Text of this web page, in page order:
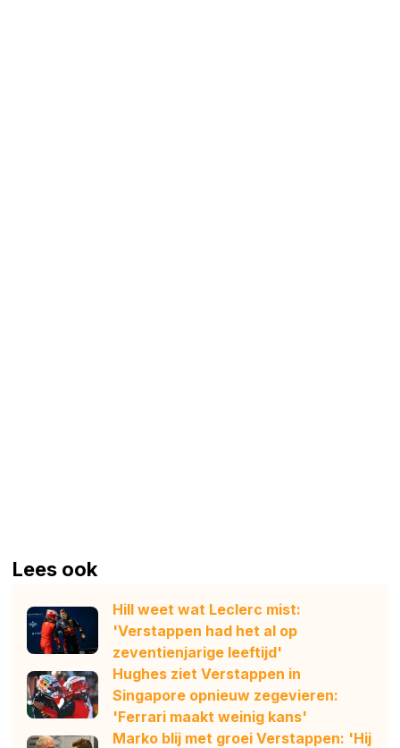
Lees ook
Hill weet wat Leclerc mist:
'Verstappen had het al op
zeventienjarige leeftijd'
Hughes ziet Verstappen in
Singapore opnieuw zegevieren:
'Ferrari maakt weinig kans'
Marko blij met groei Verstappen: 'Hij